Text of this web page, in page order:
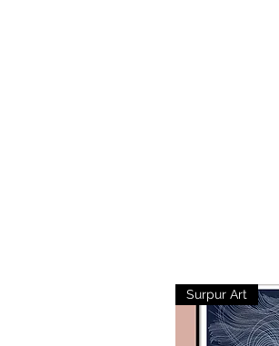
Surpur Art